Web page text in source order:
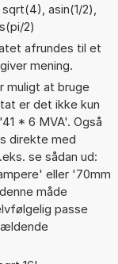
asin(1/2),
2)
afrundes til et
mening.
muligt at bruge
er det ikke kun
* 6 MVA'. Også
direkte med
se sådan ud:
eller '70mm
måde
passe